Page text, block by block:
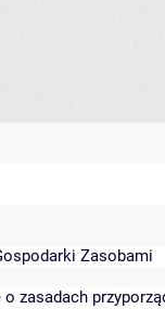
Zasobami
zasadach